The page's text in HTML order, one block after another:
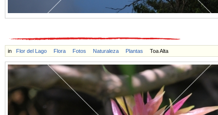
in Flor del Lago Flora Fotos Naturaleza Plantas Toa Alta